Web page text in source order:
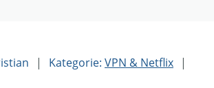
| Kategorie: VPN & Netflix |